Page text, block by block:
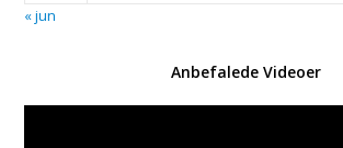
« jun
Anbefalede Videoer